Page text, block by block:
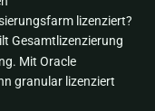
lizenziert?
Gesamtlizenzierung
Mit Oracle
granular lizenziert